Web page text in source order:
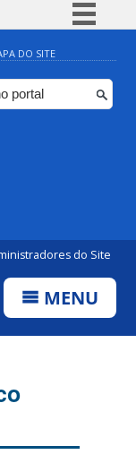
BR
DO SITE
do Site
MENU